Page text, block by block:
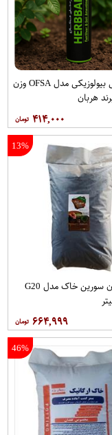
کود معدنی بیولوزیکی مدل OFSA وزن
۴۱۴,۰۰۰
13%
خاک گلدان سورین خاک مدل G20
۶۶۴,۹۹۹
46%